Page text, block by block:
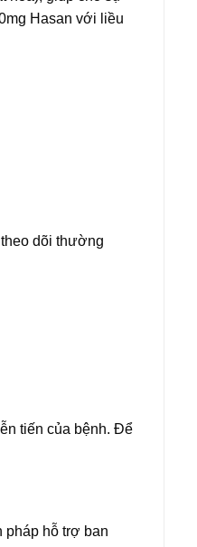
Hasan với liều
dõi thường
tiến của bệnh. Để
pháp hỗ trợ ban